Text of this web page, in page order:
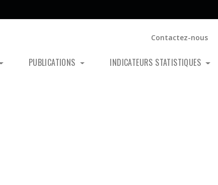
Contactez-nous
PUBLICATIONS INDICATEURS STATISTIQUES